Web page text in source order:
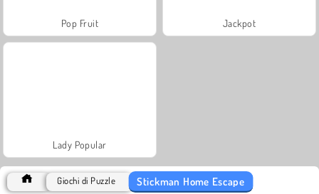
Pop Fruit Jackpot
Lady Popular
Giochi di Puzzle Stickman Home Escape